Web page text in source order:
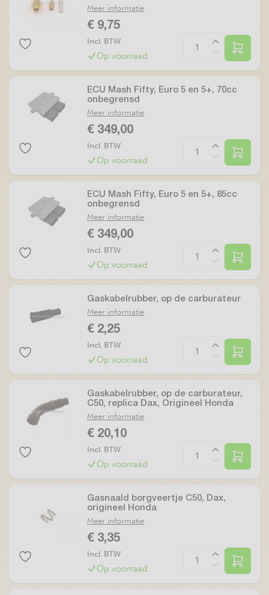
Meer informatie
€ 9,75
Incl. BTW
Op voorraad
ECU Mash Fifty, Euro 5 en 5+, 70cc
onbegrensd
Meer informatie
€ 349,00
Incl. BTW
Op voorraad
ECU Mash Fifty, Euro 5 en 5+, 85cc
onbegrensd
Meer informatie
€ 349,00
Incl. BTW
Op voorraad
Gaskabelrubber, op de carburateur
Meer informatie
€ 2,25
Incl. BTW
Op voorraad
Gaskabelrubber, op de carburateur,
C50, replica Dax, Origineel Honda
Meer informatie
€ 20,10
Incl. BTW
Op voorraad
Gasnaald borgveertje C50, Dax,
origineel Honda
Meer informatie
€ 3,35
Incl. BTW
Op voorraad